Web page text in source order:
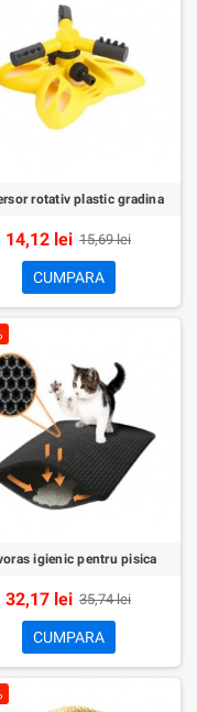
rotativ plastic gradina
14,12 lei 15,69 lei
CUMPARA
igienic pentru pisica
32,17 lei 35,74 lei
CUMPARA